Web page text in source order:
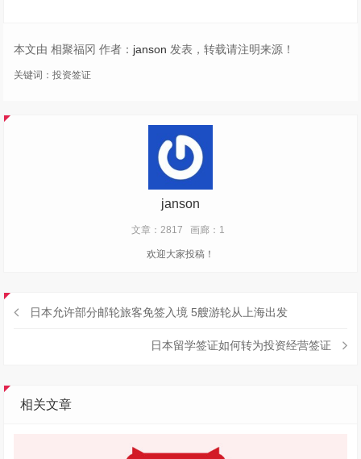
本文由 相聚福冈 作者： janson 发表，转载请注明来源！
关键词：投资签证
janson
文章：2817 画廊：1
欢迎大家投稿！
日本允许部分邮轮旅客免签入境 5艘游轮从上海出发
日本留学签证如何转为投资经营签证
相关文章